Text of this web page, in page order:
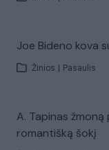
Joe Bideno kova
Žinios Pasaulis
A. Tapinas
romantišką šokį